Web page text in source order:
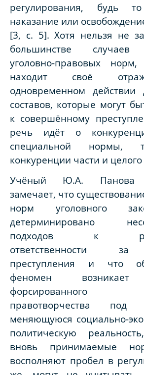
регулирования, будь
наказание или
[3, с. 5]. Хотя нельзя не
большинстве случаев
уголовно-правовых
находит своё
одновременном
составов, которые могут
к совершённому
речь идёт о
специальной
конкуренции части и целого
Учёный Ю.А. Панова
замечает, что
норм уголовного
детерминировано
подходов к
ответственности за
преступления и что
феномен возникает
форсированного
правотворчества под
меняющуюся социально-
политическую
вновь принимаемые
восполняют пробел в